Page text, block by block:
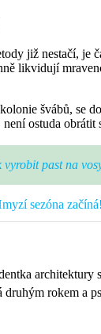
již nestačí,
likvidují
švábů, se
ostuda
vyrobit past na
sezóna
architektury
rokem a